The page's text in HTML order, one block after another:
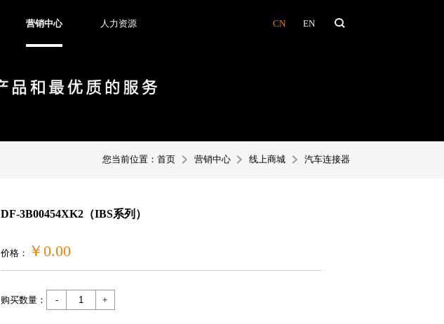
营销中心 人力资源 CN EN
您当前位置：首页 营销中心 线上商城 汽车连接器
DF-3B00454XK2（IBS系列）
价格： ￥0.00
购买数量： - +